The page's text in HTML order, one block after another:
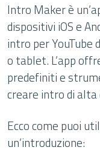
Intro Maker è
dispositivi iOS e
intro per
o tablet. L’app
predefiniti e
creare intro di
Ecco come puoi
un’introduzione: